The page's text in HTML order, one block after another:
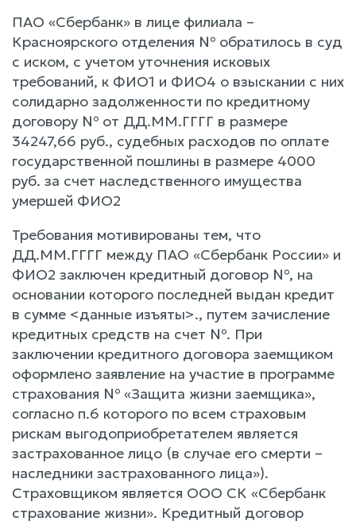
ПАО «Сбербанк» в лице филиала –
Красноярского отделения № обратилось в суд
с иском, с учетом уточнения исковых
требований, к ФИО1 и ФИО4 о взыскании с них
солидарно задолженности по кредитному
договору № от ДД.ММ.ГГГГ в размере
34247,66 руб., судебных расходов по оплате
государственной пошлины в размере 4000
руб. за счет наследственного имущества
умершей ФИО2
Требования мотивированы тем, что
ДД.ММ.ГГГГ между ПАО «Сбербанк России» и
ФИО2 заключен кредитный договор №, на
основании которого последней выдан кредит
в сумме <данные изъяты>., путем зачисление
кредитных средств на счет №. При
заключении кредитного договора заемщиком
оформлено заявление на участие в программе
страхования № «Защита жизни заемщика»,
согласно п.6 которого по всем страховым
рискам выгодоприобретателем является
застрахованное лицо (в случае его смерти –
наследники застрахованного лица»).
Страховщиком является ООО СК «Сбербанк
страхование жизни». Кредитный договор